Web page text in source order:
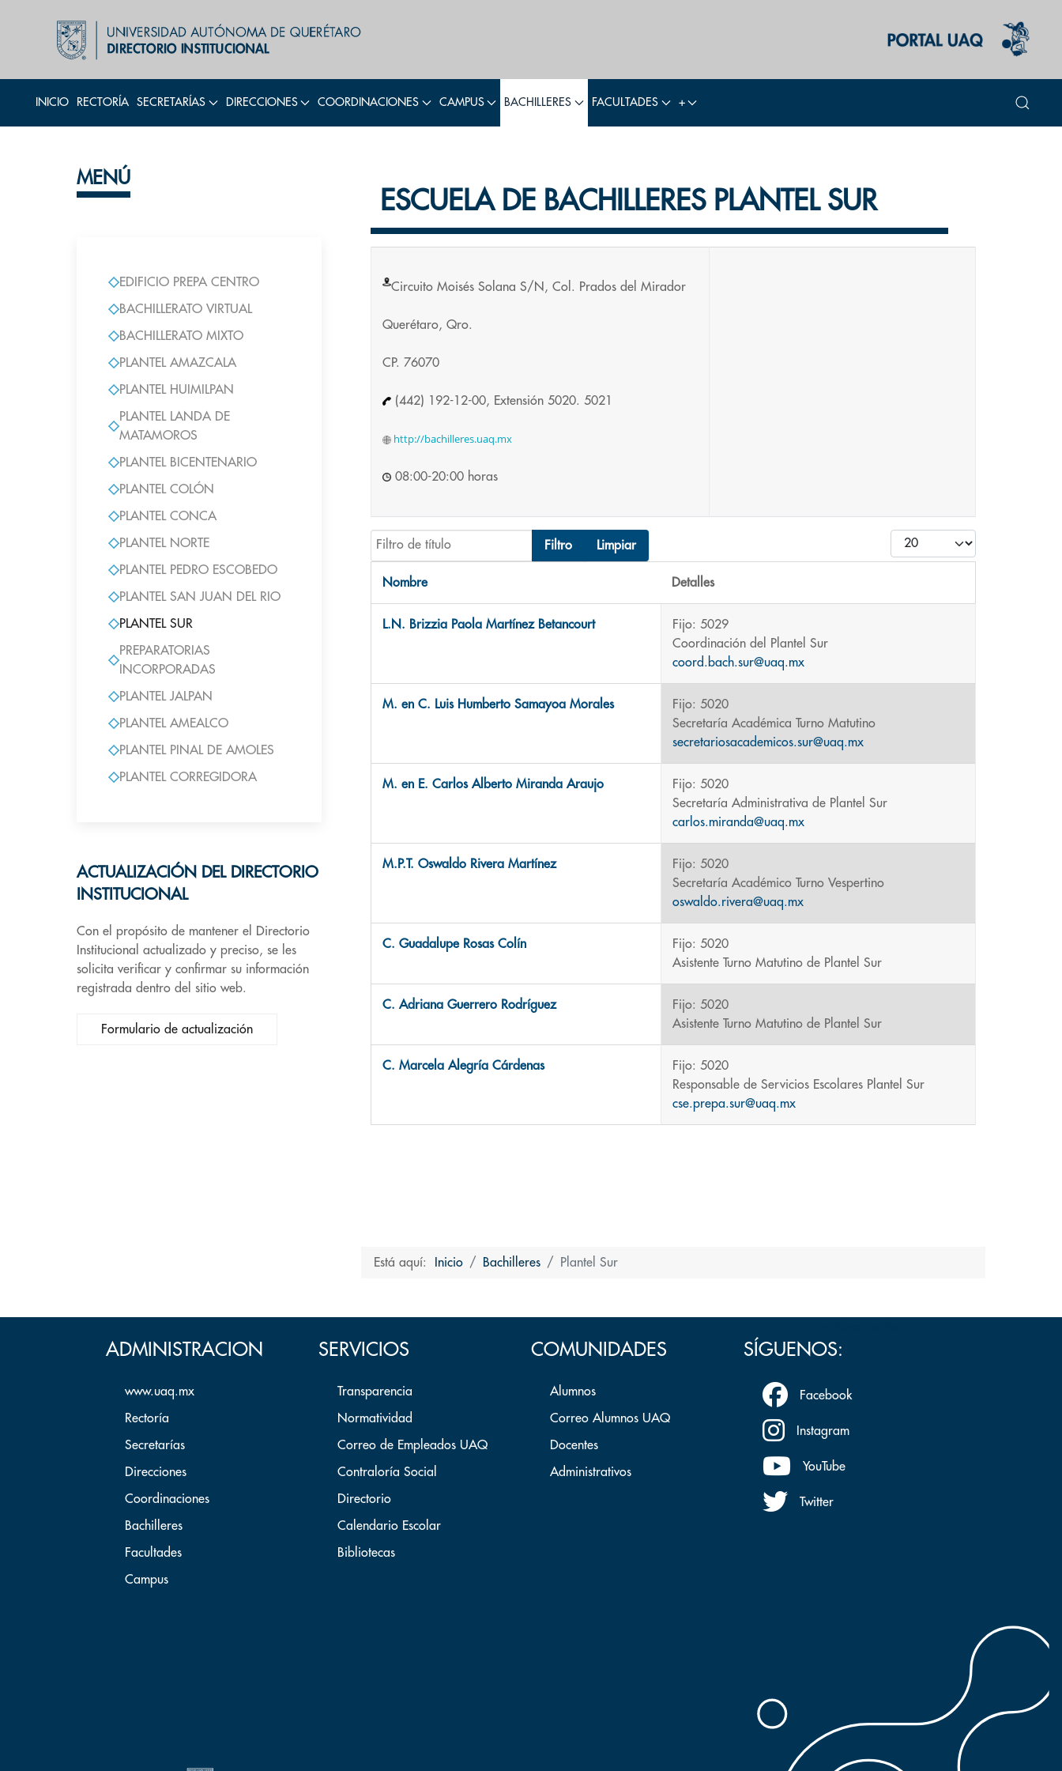
INICIO RECTORÍA SECRETARÍAS DIRECCIONES COORDINACIONES CAMPUS BACHILLERES FACULTADES +
MENÚ
EDIFICIO PREPA CENTRO
BACHILLERATO VIRTUAL
BACHILLERATO MIXTO
PLANTEL AMAZCALA
PLANTEL HUIMILPAN
PLANTEL LANDA DE
MATAMOROS
PLANTEL BICENTENARIO
PLANTEL COLÓN
PLANTEL CONCA
PLANTEL NORTE
PLANTEL PEDRO ESCOBEDO
PLANTEL SAN JUAN DEL RIO
PLANTEL SUR
PREPARATORIAS
INCORPORADAS
PLANTEL JALPAN
PLANTEL AMEALCO
PLANTEL PINAL DE AMOLES
PLANTEL CORREGIDORA
ACTUALIZACIÓN DEL DIRECTORIO
INSTITUCIONAL
Con el propósito de mantener el Directorio
Institucional actualizado y preciso, se les
solicita verificar y confirmar su información
registrada dentro del sitio web.
Formulario de actualización
ESCUELA DE BACHILLERES PLANTEL SUR
Circuito Moisés Solana S/N, Col. Prados del Mirador
Querétaro, Qro.
CP. 76070
(442) 192-12-00, Extensión 5020. 5021
http://bachilleres.uaq.mx
08:00-20:00 horas
Filtro de título
Filtro Limpiar
Cantidad
Nombre Detalles
L.N. Brizzia Paola Martínez Betancourt
Fijo: 5029
Coordinación del Plantel Sur
coord.bach.sur@uaq.mx
M. en C. Luis Humberto Samayoa Morales
Fijo: 5020
Secretaría Académica Turno Matutino
secretariosacademicos.sur@uaq.mx
M. en E. Carlos Alberto Miranda Araujo
Fijo: 5020
Secretaría Administrativa de Plantel Sur
carlos.miranda@uaq.mx
M.P.T. Oswaldo Rivera Martínez
Fijo: 5020
Secretaría Académico Turno Vespertino
oswaldo.rivera@uaq.mx
C. Guadalupe Rosas Colín
Fijo: 5020
Asistente Turno Matutino de Plantel Sur
C. Adriana Guerrero Rodríguez
Fijo: 5020
Asistente Turno Matutino de Plantel Sur
C. Marcela Alegría Cárdenas
Fijo: 5020
Responsable de Servicios Escolares Plantel Sur
cse.prepa.sur@uaq.mx
Está aquí: Inicio Bachilleres Plantel Sur
ADMINISTRACION
www.uaq.mx
Rectoría
Secretarías
Direcciones
Coordinaciones
Bachilleres
Facultades
Campus
SERVICIOS
Transparencia
Normatividad
Correo de Empleados UAQ
Contraloría Social
Directorio
Calendario Escolar
Bibliotecas
COMUNIDADES
Alumnos
Correo Alumnos UAQ
Docentes
Administrativos
SÍGUENOS:
Facebook
Instagram
YouTube
Twitter